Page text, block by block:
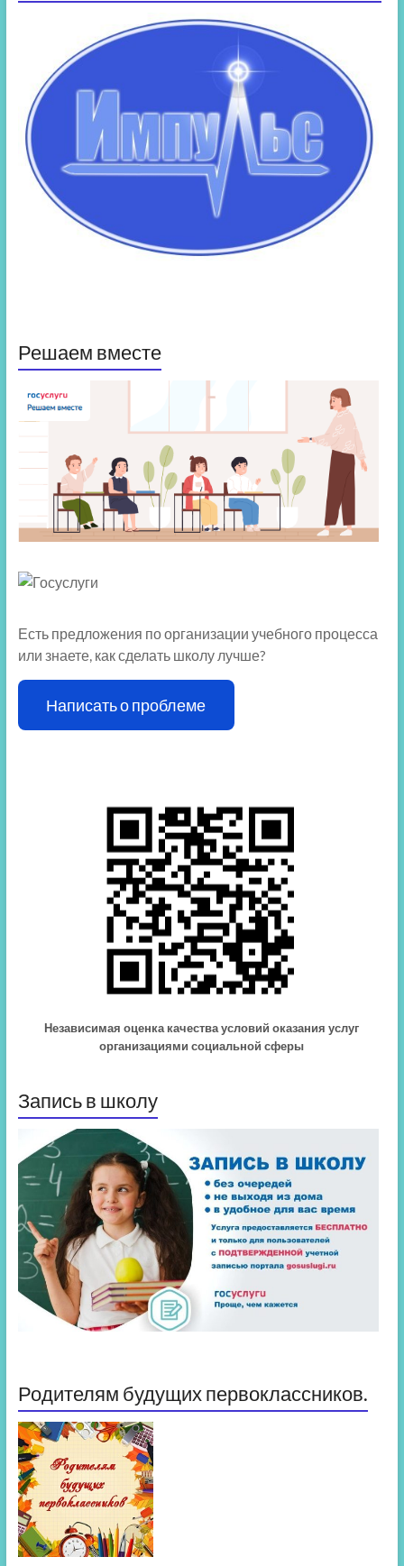
Решаем вместе
Есть предложения по организации учебного процесса
или знаете, как сделать школу лучше?
Написать о проблеме
Независимая оценка качества условий оказания услуг
организациями социальной сферы
Запись в школу
Родителям будущих первоклассников.